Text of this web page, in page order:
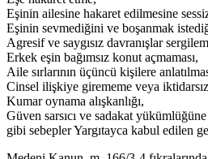
Eşinin ailesine hakaret edilmesine
Eşinin sevmediğini ve boşanmak
Agresif ve saygısız davranışlar
Erkek eşin bağımsız konut açmaması,
Aile sırlarının üçüncü kişilere
Cinsel ilişkiye girememe veya
Kumar oynama alışkanlığı,
Güven sarsıcı ve sadakat yükümlüğüne
gibi sebepler Yargıtayca kabul edilen